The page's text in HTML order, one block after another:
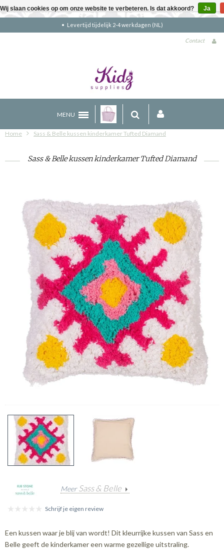
Gratis verzending boven €90 (NL)
Contact
MENU
Home Sass & Belle kussen kinderkamer Tufted Diamand
Sass & Belle kussen kinderkamer Tufted Diamand
MeerSass & Belle
Schrijf je eigen review
Een kussen waar je blij van wordt! Dit kleurrijke kussen van Sass en
Belle geeft de kinderkamer een warme gezellige uitstraling.
Wij slaan cookies op om onze website te verbeteren. Is dat akkoord? Ja